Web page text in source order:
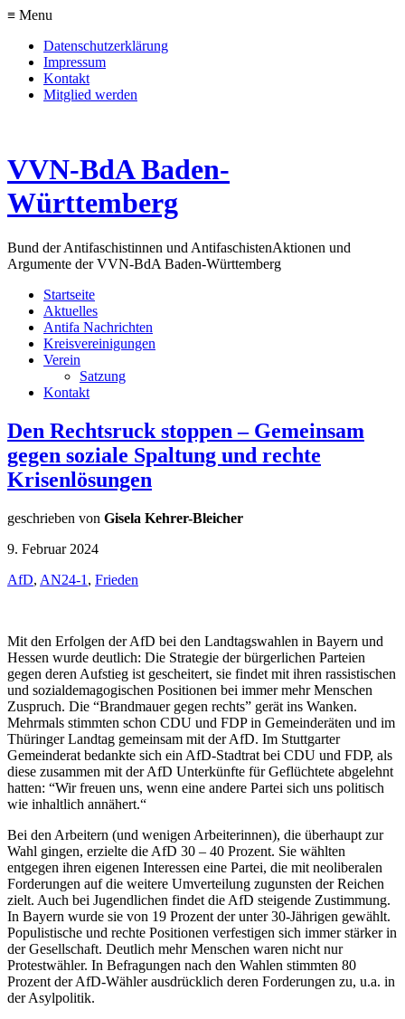
≡ Menu
Datenschutzerklärung
Impressum
Kontakt
Mitglied werden
VVN-BdA Baden-
Württemberg
Bund der Antifaschistinnen und AntifaschistenAktionen und
Argumente der VVN-BdA Baden-Württemberg
Startseite
Aktuelles
Antifa Nachrichten
Kreisvereinigungen
Verein
Satzung
Kontakt
Den Rechtsruck stoppen – Gemeinsam
gegen soziale Spaltung und rechte
Krisenlösungen
geschrieben von Gisela Kehrer-Bleicher
9. Februar 2024
AfD, AN24-1 , Frieden
Mit den Erfolgen der AfD bei den Landtagswahlen in Bayern und
Hessen wurde deutlich: Die Strategie der bürgerlichen Parteien
gegen deren Aufstieg ist gescheitert, sie findet mit ihren rassistischen
und sozialdemagogischen Positionen bei immer mehr Menschen
Zuspruch. Die “Brandmauer gegen rechts” gerät ins Wanken.
Mehrmals stimmten schon CDU und FDP in Gemeinderäten und im
Thüringer Landtag gemeinsam mit der AfD. Im Stuttgarter
Gemeinderat bedankte sich ein AfD-Stadtrat bei CDU und FDP, als
diese zusammen mit der AfD Unterkünfte für Geflüchtete abgelehnt
hatten: “Wir freuen uns, wenn eine andere Partei sich uns politisch
wie inhaltlich annähert.“
Bei den Arbeitern (und wenigen Arbeiterinnen), die überhaupt zur
Wahl gingen, erzielte die AfD 30 – 40 Prozent. Sie wählten
entgegen ihren eigenen Interessen eine Partei, die mit neoliberalen
Forderungen auf die weitere Umverteilung zugunsten der Reichen
zielt. Auch bei Jugendlichen findet die AfD steigende Zustimmung.
In Bayern wurde sie von 19 Prozent der unter 30-Jährigen gewählt.
Populistische und rechte Positionen verfestigen sich immer stärker in
der Gesellschaft. Deutlich mehr Menschen waren nicht nur
Protestwähler. In Befragungen nach den Wahlen stimmten 80
Prozent der AfD-Wähler ausdrücklich deren Forderungen zu, u.a. in
der Asylpolitik.